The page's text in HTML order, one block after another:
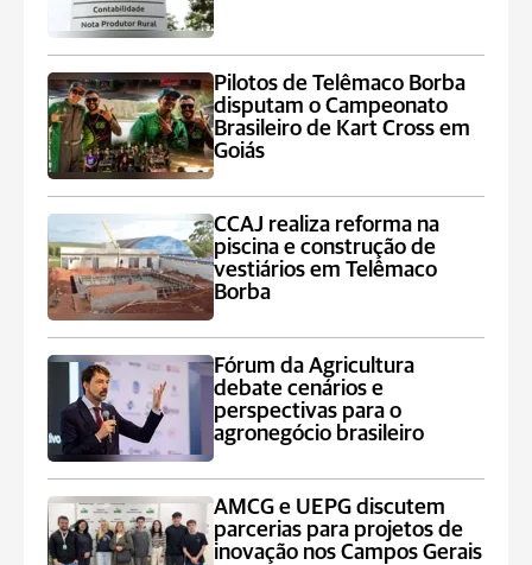
Pilotos de Telêmaco Borba
disputam o Campeonato
Brasileiro de Kart Cross em
Goiás
CCAJ realiza reforma na
piscina e construção de
vestiários em Telêmaco
Borba
Fórum da Agricultura
debate cenários e
perspectivas para o
agronegócio brasileiro
AMCG e UEPG discutem
parcerias para projetos de
inovação nos Campos Gerais